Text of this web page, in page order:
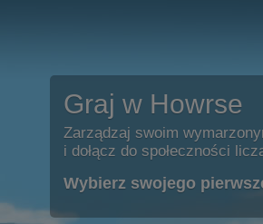
Graj w Howrse
Zarządzaj swoim
i dołącz do społeczności
Wybierz swojego